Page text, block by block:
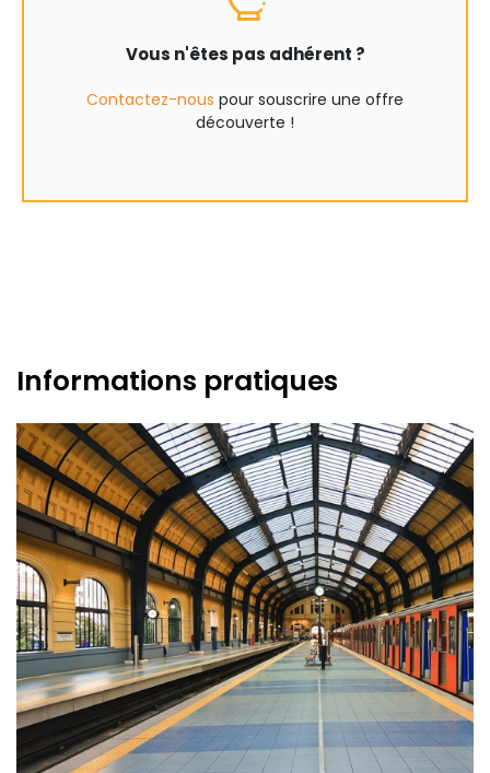
Vous n'êtes pas adhérent ?
Contactez-nous pour souscrire une offre
découverte !
Informations pratiques